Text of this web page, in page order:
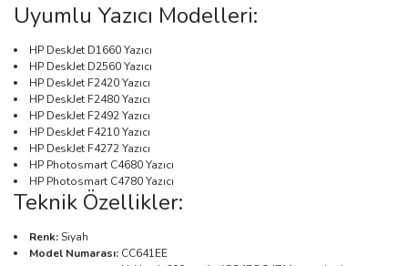
Uyumlu Yazıcı Modelleri:
HP DeskJet D1660 Yazıcı
HP DeskJet D2560 Yazıcı
HP DeskJet F2420 Yazıcı
HP DeskJet F2480 Yazıcı
HP DeskJet F2492 Yazıcı
HP DeskJet F4210 Yazıcı
HP DeskJet F4272 Yazıcı
HP Photosmart C4680 Yazıcı
HP Photosmart C4780 Yazıcı
Teknik Özellikler:
Renk:Siyah
Model Numarası: CC641EE